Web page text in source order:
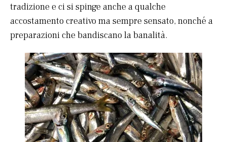
tradizione e ci si spinge anche a qualche
accostamento creativo ma sempre sensato, nonché a
preparazioni che bandiscano la banalità.